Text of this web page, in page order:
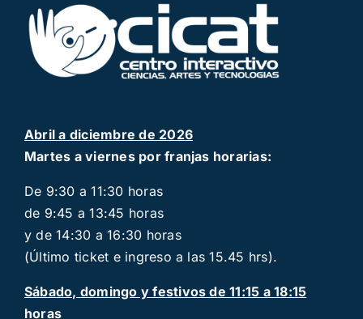
Abril a diciembre de 2026
Martes a viernes por franjas horarias:
De 9:30 a 11:30 horas
de 9:45 a 13:45 horas
y de 14:30 a 16:30 horas
(Último ticket e ingreso a las 15.45 hrs).
Sábado, domingo y festivos de 11:15 a 18:15
horas